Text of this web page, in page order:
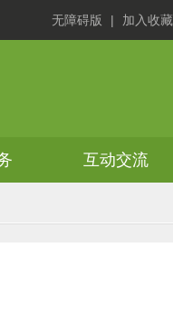
无障碍版 | 加入收藏
互动交流